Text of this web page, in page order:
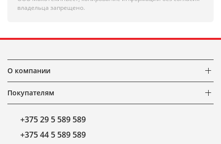
владельца запрещено.
О компании
Покупателям
+375 29 5 589 589
+375 44 5 589 589